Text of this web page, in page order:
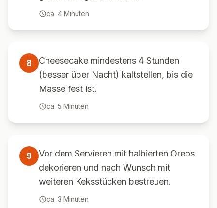
ca. 4 Minuten
8
Cheesecake mindestens 4 Stunden
(besser über Nacht) kaltstellen, bis die
Masse fest ist.
ca. 5 Minuten
9
Vor dem Servieren mit halbierten Oreos
dekorieren und nach Wunsch mit
weiteren Keksstücken bestreuen.
ca. 3 Minuten